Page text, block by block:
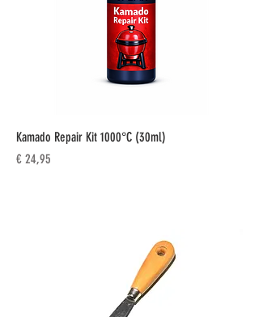
Kamado Repair Kit 1000°C (30ml)
Prijs
€ 24,95